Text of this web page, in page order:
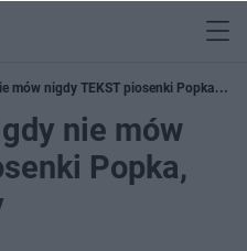
mów nigdy TEKST piosenki Popka,
nie mów
Popka,